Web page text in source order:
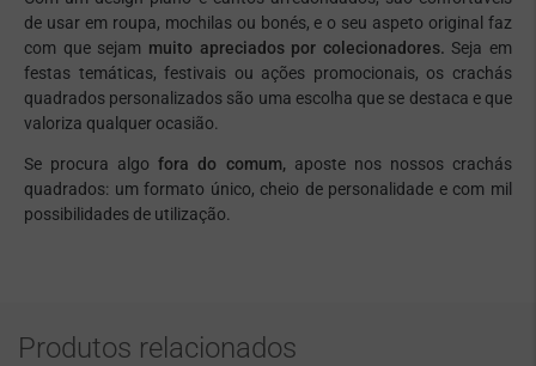
de usar em roupa, mochilas ou bonés, e o seu aspeto original faz
com que sejam muito apreciados por colecionadores. Seja em
festas temáticas, festivais ou ações promocionais, os crachás
quadrados personalizados são uma escolha que se destaca e que
valoriza qualquer ocasião.
Se procura algofora do comum,aposte nos nossos crachás
quadrados: um formato único, cheio de personalidade e com mil
possibilidades de utilização.
Produtos relacionados